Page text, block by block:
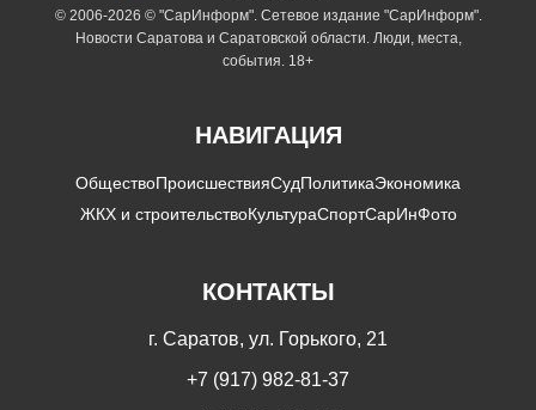
© 2006-2026 © "СарИнформ". Сетевое издание "СарИнформ".
Новости Саратова и Саратовской области. Люди, места,
события. 18+
НАВИГАЦИЯ
ОбществоПроисшествияСудПолитикаЭкономика
ЖКХ и строительствоКультураСпортСарИнФото
КОНТАКТЫ
г. Саратов, ул. Горького, 21
+7 (917) 982-81-37